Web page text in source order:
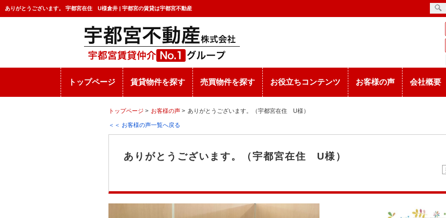
ありがとうございます。 宇都宮在住 U様倉井 | 宇都宮の賃貸は宇都宮不動産
トップページ 賃貸物件を探す 売買物件を探す お役立ちコンテンツ お客様の声 会社概要
トップページ > お客様の声 > ありがとうございます。（宇都宮在住 U様）
＜＜ お客様の声一覧へ戻る
ありがとうございます。（宇都宮在住 U様）